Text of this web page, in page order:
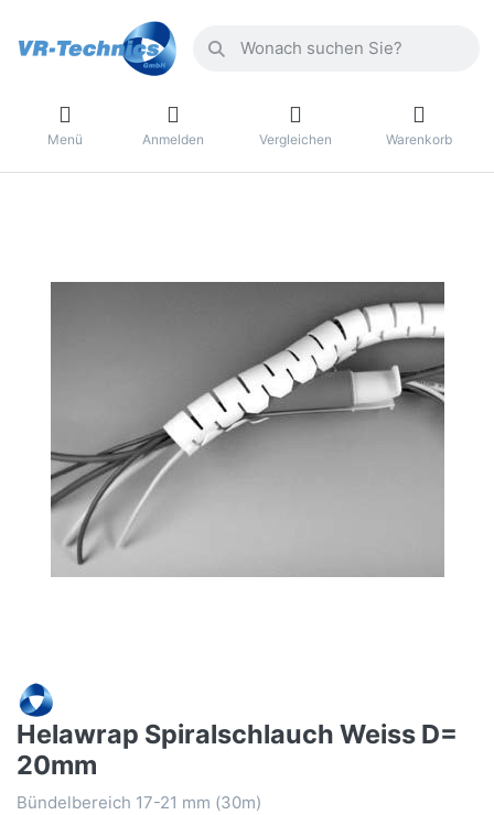
Menü Anmelden Vergleichen Warenkorb
Helawrap Spiralschlauch Weiss D=
20mm
Bündelbereich 17-21 mm (30m)